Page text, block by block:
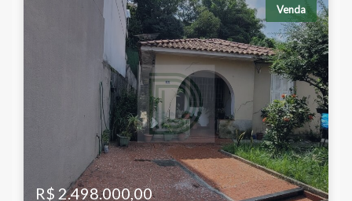
Venda
R$ 2.498.000,00